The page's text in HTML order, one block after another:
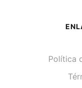
Política